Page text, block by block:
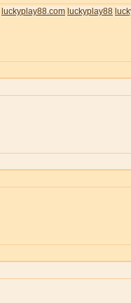
luckyplay88.com luckyplay88